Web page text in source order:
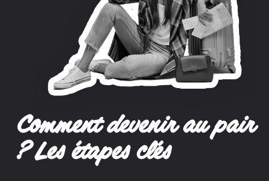
Comment devenir au pair
? Les étapes clés